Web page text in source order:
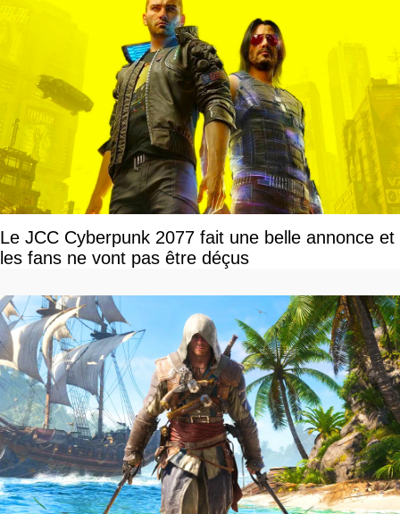
Le JCC Cyberpunk 2077 fait une belle annonce et
les fans ne vont pas être déçus